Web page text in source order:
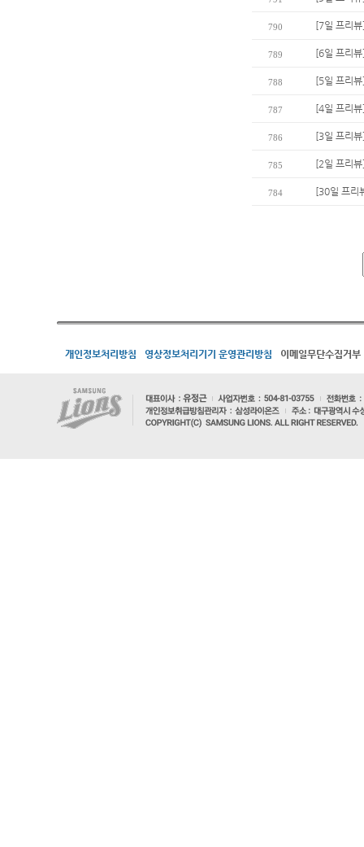
790 [7일 프리
789 [6일 프리
788 [5일 프리
787 [4일 프리
786 [3일 프리
785 [2일 프리
784 [30일 프리
개인정보처리방침 영상정보처리기기 운영관리방침 이메일무단수집거부